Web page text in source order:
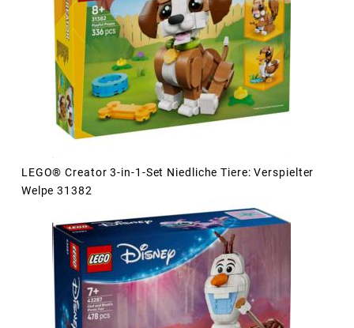
LEGO® Creator 3-in-1-Set Niedliche Tiere: Verspielter
Welpe 31382